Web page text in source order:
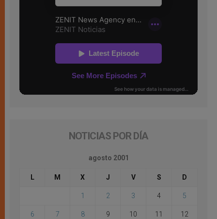
NOTICIAS POR DÍA
agosto 2001
L M X J V S D
1 2 3 4 5
6 7 8 9 10 11 12